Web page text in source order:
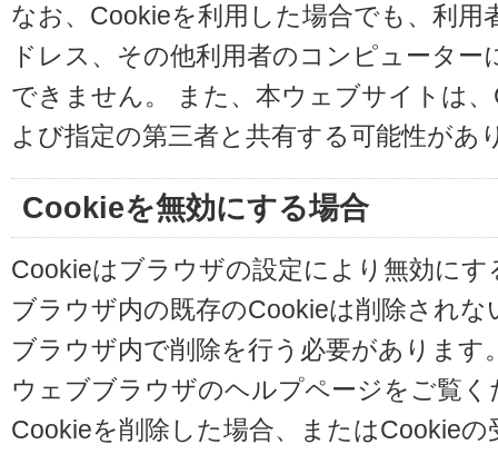
なお、Cookieを利用した場合でも、利用
ドレス、その他利用者のコンピュータ
できません。 また、本ウェブサイトは
よび指定の第三者と共有する可能性があ
Cookieを無効にする場合
Cookieはブラウザの設定により無効に
ブラウザ内の既存のCookieは削除され
ブラウザ内で削除を行う必要があります
ウェブブラウザのヘルプページをご覧く
Cookieを削除した場合、またはCookie